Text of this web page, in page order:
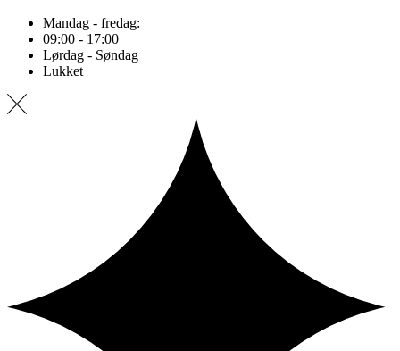
Mandag - fredag:
09:00 - 17:00
Lørdag - Søndag
Lukket